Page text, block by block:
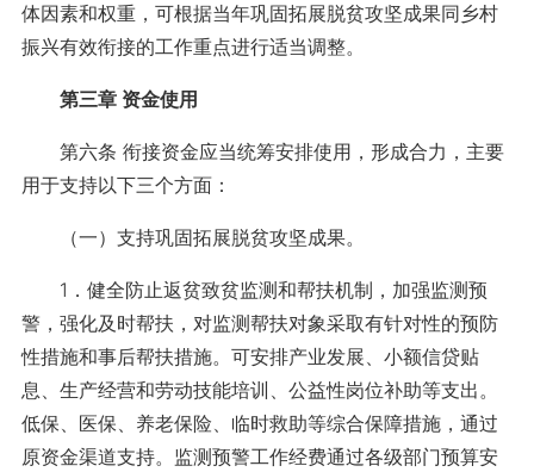
体因素和权重，可根据当年巩固拓展脱贫攻坚成果同乡村
振兴有效衔接的工作重点进行适当调整。
第三章 资金使用
第六条 衔接资金应当统筹安排使用，形成合力，主要
用于支持以下三个方面：
（一）支持巩固拓展脱贫攻坚成果。
1．健全防止返贫致贫监测和帮扶机制，加强监测预
警，强化及时帮扶，对监测帮扶对象采取有针对性的预防
性措施和事后帮扶措施。可安排产业发展、小额信贷贴
息、生产经营和劳动技能培训、公益性岗位补助等支出。
低保、医保、养老保险、临时救助等综合保障措施，通过
原资金渠道支持。监测预警工作经费通过各级部门预算安